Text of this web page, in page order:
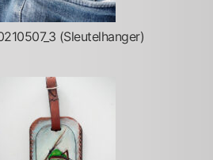
(Sleutelhanger)